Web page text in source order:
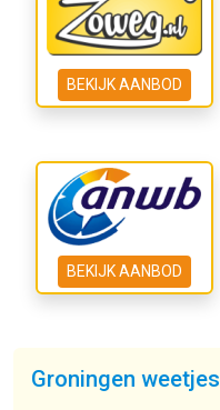
BEKIJK AANBOD
BEKIJK AANBOD
Groningen weetjes